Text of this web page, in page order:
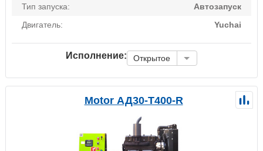
Тип запуска:
Автозапуск
Двигатель:
Yuchai
Исполнение: Открытое
Motor АД30-Т400-R